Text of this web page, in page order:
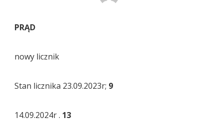
PRĄD
nowy licznik
Stan licznika 23.09.2023r; 9
14.09.2024r . 13